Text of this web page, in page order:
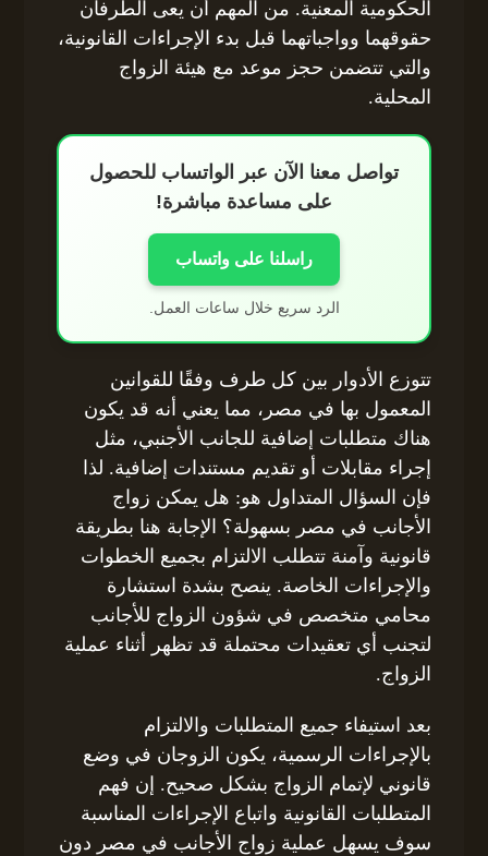
الحكومية المعنية. من المهم أن يعى الطرفان
حقوقهما وواجباتهما قبل بدء الإجراءات القانونية،
والتي تتضمن حجز موعد مع هيئة الزواج
المحلية.
تواصل معنا الآن عبر الواتساب للحصول
على مساعدة مباشرة!
راسلنا على واتساب
الرد سريع خلال ساعات العمل.
تتوزع الأدوار بين كل طرف وفقًا للقوانين
المعمول بها في مصر، مما يعني أنه قد يكون
هناك متطلبات إضافية للجانب الأجنبي، مثل
إجراء مقابلات أو تقديم مستندات إضافية. لذا
فإن السؤال المتداول هو: هل يمكن زواج
الأجانب في مصر بسهولة؟ الإجابة هنا بطريقة
قانونية وآمنة تتطلب الالتزام بجميع الخطوات
والإجراءات الخاصة. ينصح بشدة استشارة
محامي متخصص في شؤون الزواج للأجانب
لتجنب أي تعقيدات محتملة قد تظهر أثناء عملية
الزواج.
بعد استيفاء جميع المتطلبات والالتزام
بالإجراءات الرسمية، يكون الزوجان في وضع
قانوني لإتمام الزواج بشكل صحيح. إن فهم
المتطلبات القانونية واتباع الإجراءات المناسبة
سوف يسهل عملية زواج الأجانب في مصر دون